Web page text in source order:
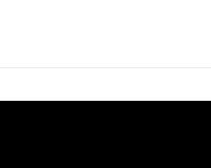
形，恩沛